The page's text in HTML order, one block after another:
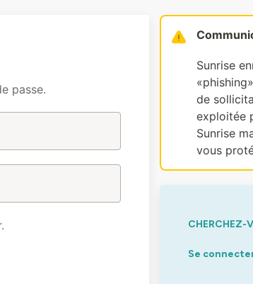
passe.
Sunrise
de
exploitée
Sunrise
vous
CHERCHEZ-
Se